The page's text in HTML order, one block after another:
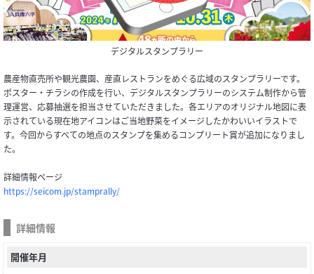
デジタルスタンプラリー
農産物直売所や観光農園、産直レストランをめぐる広域のスタンプラリーです。
ポスター・チラシの作成を行い、デジタルスタンプラリーのシステム制作から管
理運営、応募抽選を担当させていただきました。各エリアのオリジナル地図に表
示されている現在地アイコンはご当地野菜をイメージしたかわいいイラストで
す。今回からすべての地点のスタンプを集めるコンプリート賞が追加になりまし
た。
詳細情報ページ
https://seicom.jp/stamprally/
詳細情報
開催年月